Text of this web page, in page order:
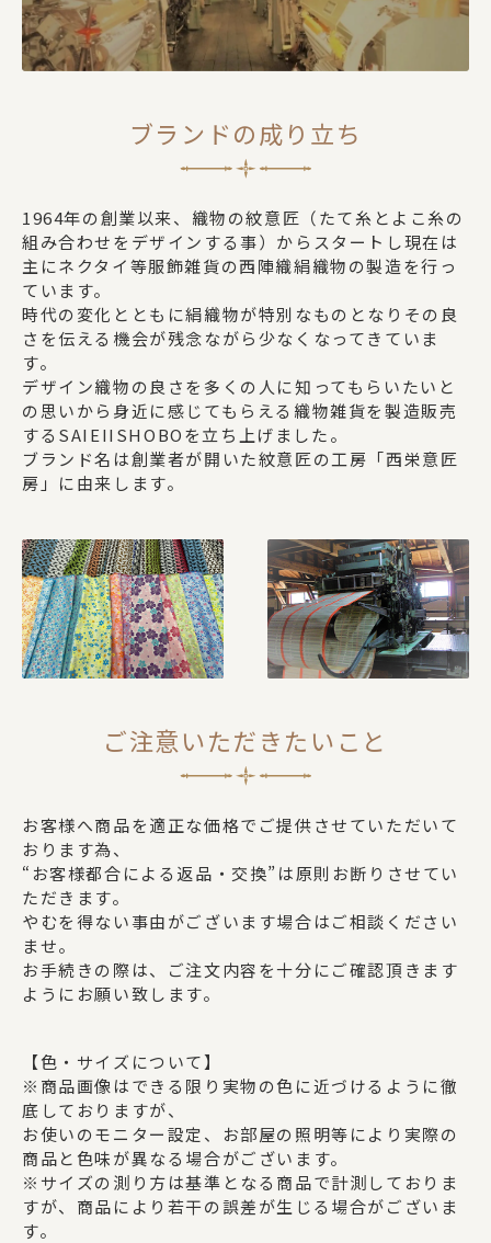
ブランドの成り立ち
1964年の創業以来、織物の紋意匠（たて糸とよこ糸の
組み合わせをデザインする事）からスタートし現在は
主にネクタイ等服飾雑貨の西陣織絹織物の製造を行っ
ています。
時代の変化とともに絹織物が特別なものとなりその良
さを伝える機会が残念ながら少なくなってきていま
す。
デザイン織物の良さを多くの人に知ってもらいたいと
の思いから身近に感じてもらえる織物雑貨を製造販売
するSAIEIISHOBOを立ち上げました。
ブランド名は創業者が開いた紋意匠の工房「西栄意匠
房」に由来します。
ご注意いただきたいこと
お客様へ商品を適正な価格でご提供させていただいて
おります為、
“お客様都合による返品・交換”は原則お断りさせてい
ただきます。
やむを得ない事由がございます場合はご相談ください
ませ。
お手続きの際は、ご注文内容を十分にご確認頂きます
ようにお願い致します。
【色・サイズについて】
※商品画像はできる限り実物の色に近づけるように徹
底しておりますが、
お使いのモニター設定、お部屋の照明等により実際の
商品と色味が異なる場合がございます。
※サイズの測り方は基準となる商品で計測しておりま
すが、商品により若干の誤差が生じる場合がございま
す。